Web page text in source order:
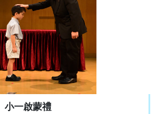
小一啟蒙禮